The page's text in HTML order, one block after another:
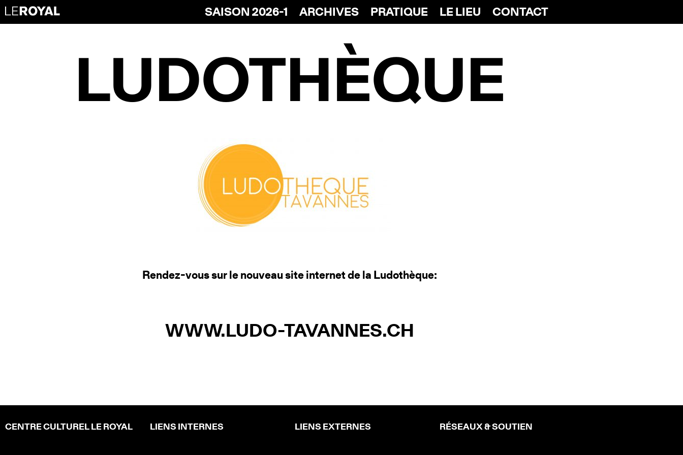
SAISON 2026-1 ARCHIVES PRATIQUE LE LIEU CONTACT
LUDOTHÈQUE
Rendez-vous sur le nouveau site internet de la Ludothèque:
WWW.LUDO-TAVANNES.CH
CENTRE CULTUREL LE ROYAL LIENS INTERNES LIENS EXTERNES RÉSEAUX & SOUTIEN